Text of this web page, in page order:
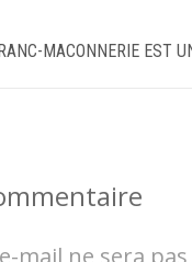
MACONNERIE EST
mail ne sera